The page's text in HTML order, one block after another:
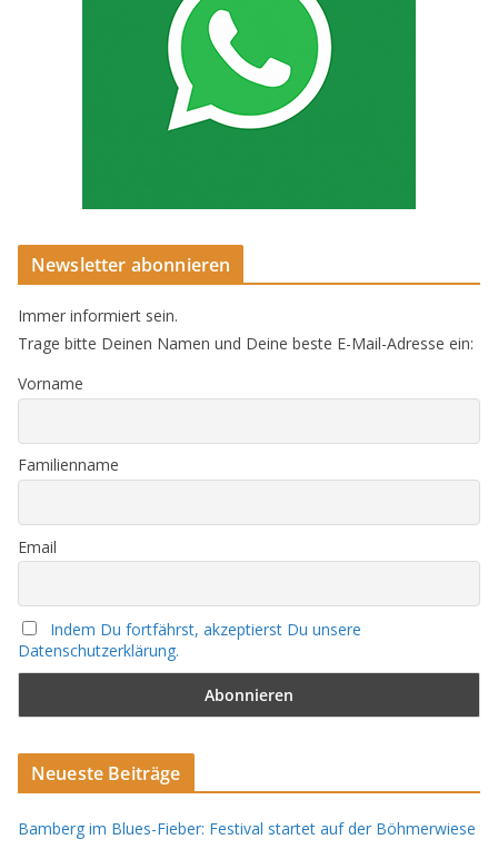
Newsletter abonnieren
Immer informiert sein.
Trage bitte Deinen Namen und Deine beste E-Mail-Adresse ein:
Vorname
Familienname
Email
Indem Du fortfährst, akzeptierst Du unsere
Datenschutzerklärung.
Neueste Beiträge
Bamberg im Blues-Fieber: Festival startet auf der Böhmerwiese